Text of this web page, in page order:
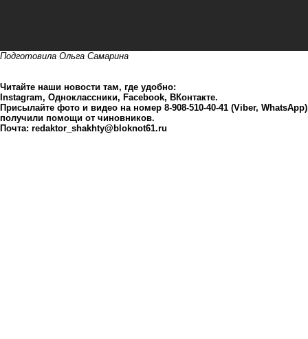
Подготовила Ольга Самарина
Читайте наши новости там, где удобно:
Instagram, Одноклассники, Facebook, ВКонтакте.
Присылайте фото и видео на номер 8-908-510-40-41 (Viber,
получили помощи от чиновников.
Почта: redaktor_shakhty@bloknot61.ru